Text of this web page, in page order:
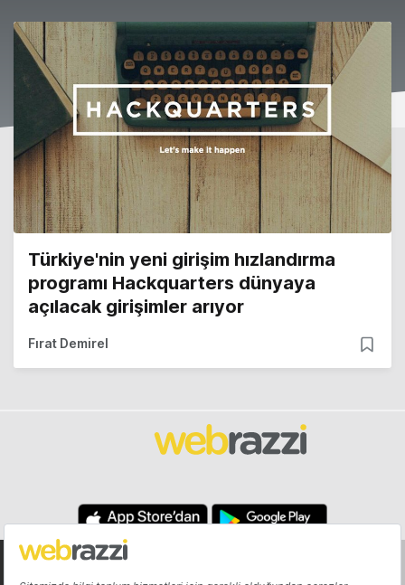
Türkiye'nin yeni girişim hızlandırma
programı Hackquarters dünyaya
açılacak girişimler arıyor
Fırat Demirel